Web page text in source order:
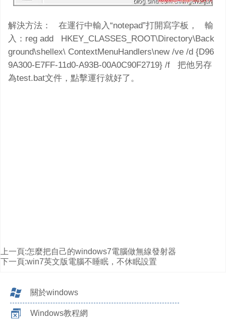
解決方法： 在運行中輸入“notepad”打開寫字板， 輸
入：reg add HKEY_CLASSES_ROOT\Directory\Back
ground\shellex\ ContextMenuHandlers\new /ve /d {D96
9A300-E7FF-11d0-A93B-00A0C90F2719} /f 把他另存
為test.bat文件，點擊運行就好了。
上一頁:怎麼把自己的windows7電腦做無線發射器
下一頁:win7英文版電腦不睡眠，不休眠設置
關於windows
Windows教程網